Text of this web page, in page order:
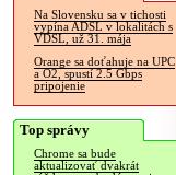
Na Slovensku sa v tichosti
vypína ADSL v lokalitách s
VDSL, už 31. mája
Orange sa doťahuje na UPC
a O2, spustí 2.5 Gbps
pripojenie
Top správy
Chrome sa bude
aktualizovať dvakrát